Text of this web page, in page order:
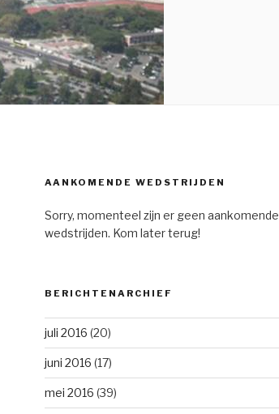
AANKOMENDE WEDSTRIJDEN
Sorry, momenteel zijn er geen aankomende
wedstrijden. Kom later terug!
BERICHTENARCHIEF
juli 2016 (20)
juni 2016 (17)
mei 2016 (39)